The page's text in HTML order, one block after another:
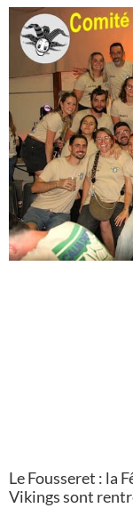
Le Fousseret : la
Vikings sont